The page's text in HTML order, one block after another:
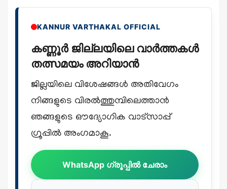
KANNUR VARTHAKAL OFFICIAL
കണ്ണൂർ ജില്ലയിലെ വാർത്തകൾ
തത്സമയം അറിയാൻ
ജില്ലയിലെ വിശേഷങ്ങൾ അതിവേഗം
നിങ്ങളുടെ വിരൽത്തുമ്പിലെത്താൻ
ഞങ്ങളുടെ ഔദ്യോഗിക വാട്സാപ്പ്
ഗ്രൂപ്പിൽ അംഗമാകൂ.
WhatsApp ഗ്രൂപ്പിൽ ചേരാം